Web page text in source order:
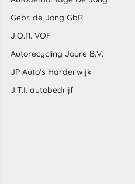
Gebr. de Jong GbR
J.O.R. VOF
Autorecycling Joure B.V.
JP Auto's Harderwijk
J.T.I. autobedrijf